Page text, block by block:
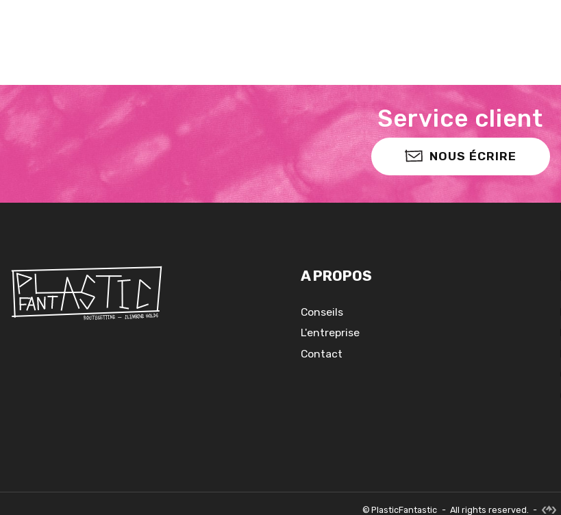
Service client
NOUS ÉCRIRE
A PROPOS
Conseils
L'entreprise
Contact
© PlasticFantastic - All rights reserved. -